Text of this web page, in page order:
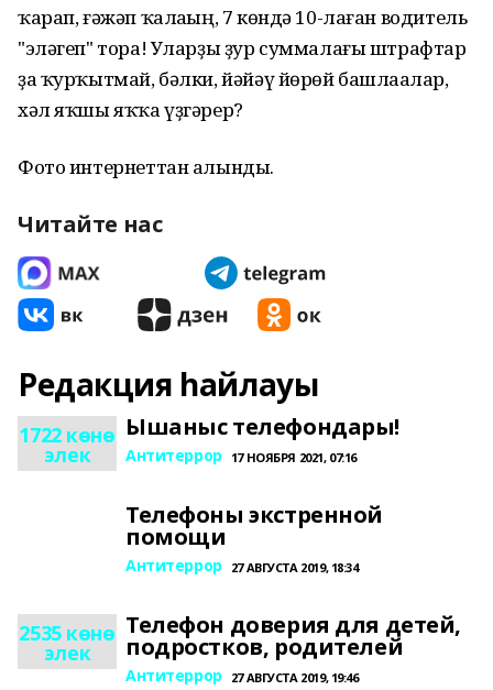
ҡарап, ғәжәп ҡалаһың, 7 көндә 10-лаған водитель
"эләгеп" тора! Уларҙы ҙур суммалағы штрафтар
ҙа ҡурҡытмай, бәлки, йәйәү йөрөй башлаһалар,
хәл яҡшы яҡҡа үҙгәрер?
Фото интернеттан алынды.
Читайте нас
Редакция һайлауы
1722 көнө
элек
Ышаныс телефондары!
Антитеррор 17 НОЯБРЯ 2021, 07:16
Телефоны экстренной
помощи
Антитеррор 27 АВГУСТА 2019, 18:34
2535 көнө
элек
Телефон доверия для детей,
подростков, родителей
Антитеррор 27 АВГУСТА 2019, 19:46